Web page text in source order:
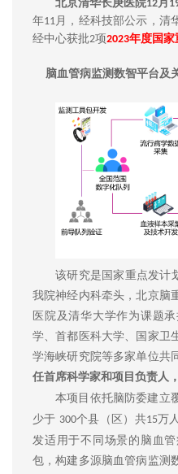
北京清华长庚医院12 月
年11 月，经科技部公示，清
经中心获批2项2023年度国家
脑血管病监测数智平台及
该研究是国家重点发计
我院神经内科牵头，北京脑
医院及清华大学作为课题
学、首都医科大学、国家卫
学海峡研究院等多家单位共
任首席科学家和项目负责人
本项目依托脑防委建立
少于 300个县（区）共15万
发适用于不同场景的脑血
包，构建多源脑血管病监测